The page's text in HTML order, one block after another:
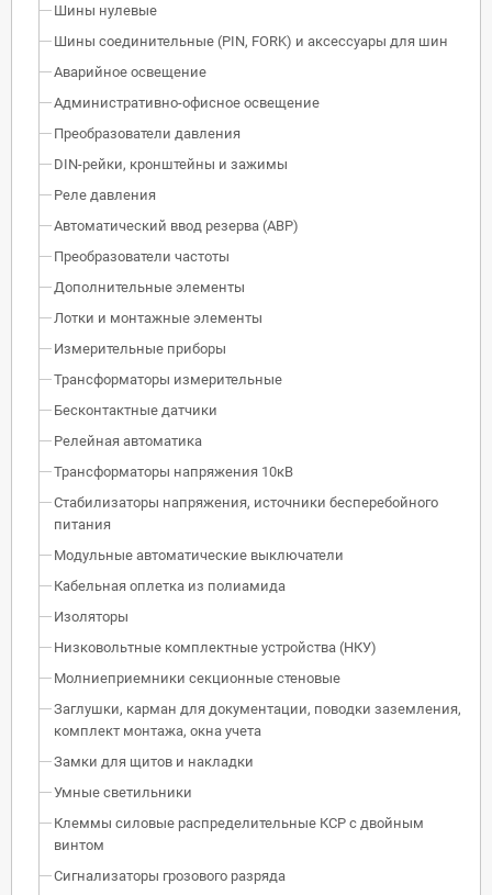
Шины нулевые
Шины соединительные (PIN, FORK) и аксессуары для шин
Аварийное освещение
Административно-офисное освещение
Преобразователи давления
DIN-рейки, кронштейны и зажимы
Реле давления
Автоматический ввод резерва (АВР)
Преобразователи частоты
Дополнительные элементы
Лотки и монтажные элементы
Измерительные приборы
Трансформаторы измерительные
Бесконтактные датчики
Релейная автоматика
Трансформаторы напряжения 10кВ
Стабилизаторы напряжения, источники бесперебойного
питания
Модульные автоматические выключатели
Кабельная оплетка из полиамида
Изоляторы
Низковольтные комплектные устройства (НКУ)
Молниеприемники секционные стеновые
Заглушки, карман для документации, поводки заземления,
комплект монтажа, окна учета
Замки для щитов и накладки
Умные светильники
Клеммы силовые распределительные КСР с двойным
винтом
Сигнализаторы грозового разряда